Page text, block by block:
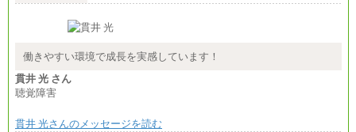
総合職 月給208,000～235,000円
※詳細はJTBキャリアサイトよりご確認ください。
総合職 月給220,000～230,000円＋地域間調整給
働きやすい環境で成長を実感しています！
貫井 光 さん
聴覚障害
貫井 光さんのメッセージを読む